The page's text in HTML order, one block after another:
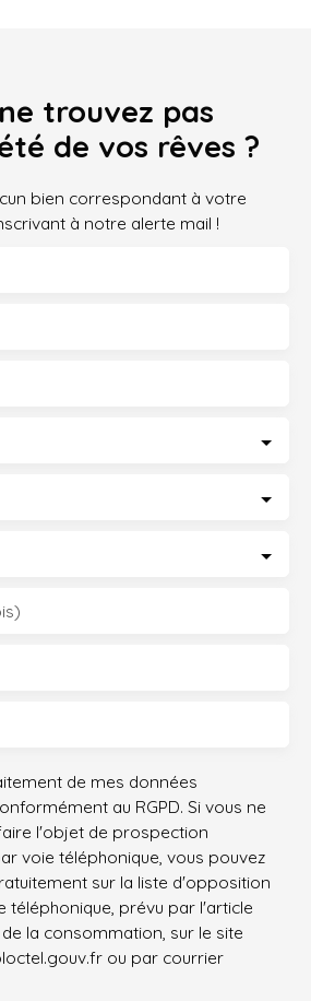
trouvez pas
de vos rêves ?
bien correspondant à votre
à notre alerte mail !
de mes données
au RGPD. Si vous ne
l'objet de prospection
voie téléphonique, vous pouvez
sur la liste d'opposition
téléphonique, prévu par l'article
de la consommation, sur le site
ou par courrier